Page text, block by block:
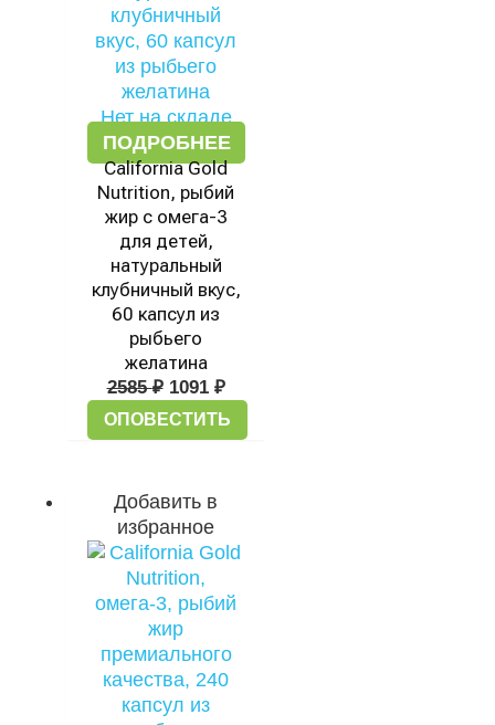
Нет на складе
ПОДРОБНЕЕ
California Gold
Nutrition, рыбий
жир с омега-3
для детей,
натуральный
клубничный вкус,
60 капсул из
рыбьего
желатина
2585₽ 1091 ₽
ОПОВЕСТИТЬ
Добавить в
избранное